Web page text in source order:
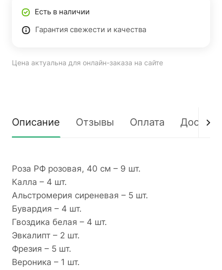
Есть в наличии
Гарантия свежести и качества
Цена актуальна для онлайн-заказа на сайте
Описание Отзывы Оплата
Роза РФ розовая, 40 см – 9 шт.
Калла – 4 шт.
Альстромерия сиреневая – 5 шт.
Бувардия – 4 шт.
Гвоздика белая – 4 шт.
Эвкалипт – 2 шт.
Фрезия – 5 шт.
Вероника – 1 шт.